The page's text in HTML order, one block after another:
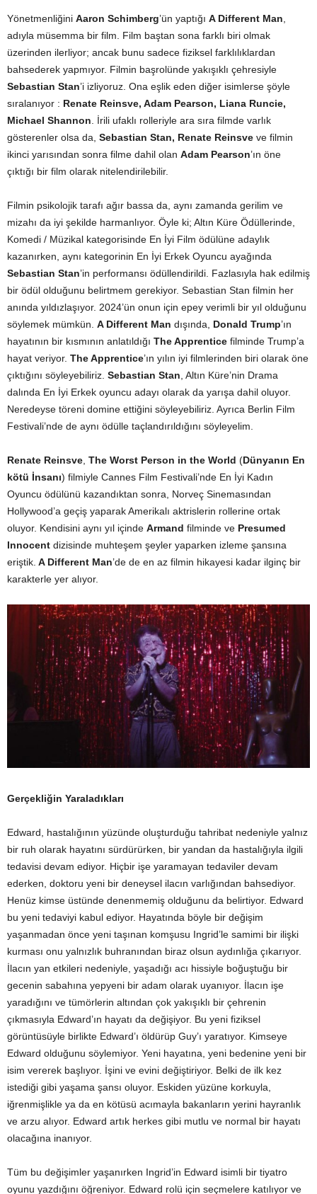
Yönetmenliğini Aaron Schimberg’ün yaptığı A Different Man,
adıyla müsemma bir film. Film baştan sona farklı biri olmak
üzerinden ilerliyor; ancak bunu sadece fiziksel farklılıklardan
bahsederek yapmıyor. Filmin başrolünde yakışıklı çehresiyle
Sebastian Stan’i izliyoruz. Ona eşlik eden diğer isimlerse şöyle
sıralanıyor : Renate Reinsve, Adam Pearson, Liana Runcie,
Michael Shannon. İrili ufaklı rolleriyle ara sıra filmde varlık
gösterenler olsa da, Sebastian Stan, Renate Reinsve ve filmin
ikinci yarısından sonra filme dahil olan Adam Pearson’ın öne
çıktığı bir film olarak nitelendirilebilir.
Filmin psikolojik tarafı ağır bassa da, aynı zamanda gerilim ve
mizahı da iyi şekilde harmanlıyor. Öyle ki; Altın Küre Ödüllerinde,
Komedi / Müzikal kategorisinde En İyi Film ödülüne adaylık
kazanırken, aynı kategorinin En İyi Erkek Oyuncu ayağında
Sebastian Stan’in performansı ödüllendirildi. Fazlasıyla hak edilmiş
bir ödül olduğunu belirtmem gerekiyor. Sebastian Stan filmin her
anında yıldızlaşıyor. 2024’ün onun için epey verimli bir yıl olduğunu
söylemek mümkün. A Different Man dışında, Donald Trump’ın
hayatının bir kısmının anlatıldığı The Apprentice filminde Trump’a
hayat veriyor. The Apprentice’ın yılın iyi filmlerinden biri olarak öne
çıktığını söyleyebiliriz. Sebastian Stan, Altın Küre’nin Drama
dalında En İyi Erkek oyuncu adayı olarak da yarışa dahil oluyor.
Neredeyse töreni domine ettiğini söyleyebiliriz. Ayrıca Berlin Film
Festivali’nde de aynı ödülle taçlandırıldığını söyleyelim.
Renate Reinsve, The Worst Person in the World (Dünyanın En
kötü İnsanı) filmiyle Cannes Film Festivali’nde En İyi Kadın
Oyuncu ödülünü kazandıktan sonra, Norveç Sinemasından
Hollywood’a geçiş yaparak Amerikalı aktrislerin rollerine ortak
oluyor. Kendisini aynı yıl içinde Armand filminde ve Presumed
Innocent dizisinde muhteşem şeyler yaparken izleme şansına
eriştik. A Different Man’de de en az filmin hikayesi kadar ilginç bir
karakterle yer alıyor.
Gerçekliğin Yaraladıkları
Edward, hastalığının yüzünde oluşturduğu tahribat nedeniyle yalnız
bir ruh olarak hayatını sürdürürken, bir yandan da hastalığıyla ilgili
tedavisi devam ediyor. Hiçbir işe yaramayan tedaviler devam
ederken, doktoru yeni bir deneysel ilacın varlığından bahsediyor.
Henüz kimse üstünde denenmemiş olduğunu da belirtiyor. Edward
bu yeni tedaviyi kabul ediyor. Hayatında böyle bir değişim
yaşanmadan önce yeni taşınan komşusu Ingrid’le samimi bir ilişki
kurması onu yalnızlık buhranından biraz olsun aydınlığa çıkarıyor.
İlacın yan etkileri nedeniyle, yaşadığı acı hissiyle boğuştuğu bir
gecenin sabahına yepyeni bir adam olarak uyanıyor. İlacın işe
yaradığını ve tümörlerin altından çok yakışıklı bir çehrenin
çıkmasıyla Edward’ın hayatı da değişiyor. Bu yeni fiziksel
görüntüsüyle birlikte Edward’ı öldürüp Guy’ı yaratıyor. Kimseye
Edward olduğunu söylemiyor. Yeni hayatına, yeni bedenine yeni bir
isim vererek başlıyor. İşini ve evini değiştiriyor. Belki de ilk kez
istediği gibi yaşama şansı oluyor. Eskiden yüzüne korkuyla,
iğrenmişlikle ya da en kötüsü acımayla bakanların yerini hayranlık
ve arzu alıyor. Edward artık herkes gibi mutlu ve normal bir hayatı
olacağına inanıyor.
Tüm bu değişimler yaşanırken Ingrid’in Edward isimli bir tiyatro
oyunu yazdığını öğreniyor. Edward rolü için seçmelere katılıyor ve